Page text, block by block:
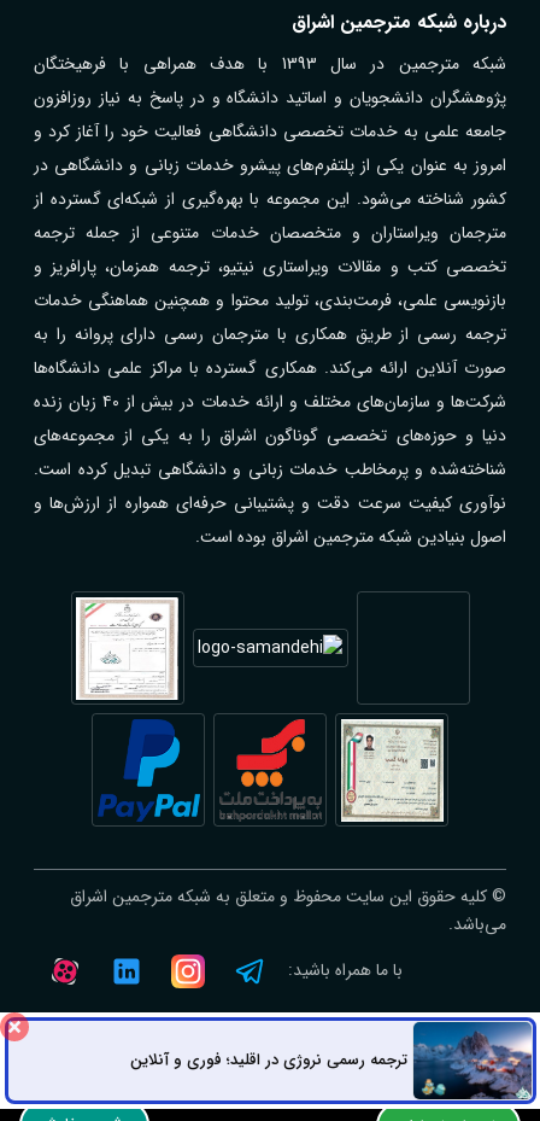
درباره شبکه مترجمین اشراق
شبکه مترجمین در سال 1393 با هدف همراهی با فرهیختگان
پژوهشگران دانشجویان و اساتید دانشگاه و در پاسخ به نیاز روزافزون
جامعه علمی به خدمات تخصصی دانشگاهی فعالیت خود را آغاز کرد و
امروز به عنوان یکی از پلتفرم‌های پیشرو خدمات زبانی و دانشگاهی در
کشور شناخته می‌شود. این مجموعه با بهره‌گیری از شبکه‌ای گسترده از
مترجمان ویراستاران و متخصصان خدمات متنوعی از جمله ترجمه
تخصصی کتب و مقالات ویراستاری نیتیو، ترجمه همزمان، پارافریز و
بازنویسی علمی، فرمت‌بندی، تولید محتوا و همچنین هماهنگی خدمات
ترجمه رسمی از طریق همکاری با مترجمان رسمی دارای پروانه را به
صورت آنلاین ارائه می‌کند. همکاری گسترده با مراکز علمی دانشگاه‌ها
شرکت‌ها و سازمان‌های مختلف و ارائه خدمات در بیش از ۴۰ زبان زنده
دنیا و حوزه‌های تخصصی گوناگون اشراق را به یکی از مجموعه‌های
شناخته‌شده و پرمخاطب خدمات زبانی و دانشگاهی تبدیل کرده است.
نوآوری کیفیت سرعت دقت و پشتیبانی حرفه‌ای همواره از ارزش‌ها و
اصول بنیادین شبکه مترجمین اشراق بوده است.
© کلیه حقوق این سایت محفوظ و متعلق به شبکه مترجمین اشراق
می‌باشد.
با ما همراه باشید:
ترجمه رسمی نروژی در اقلید؛ فوری و آنلاین